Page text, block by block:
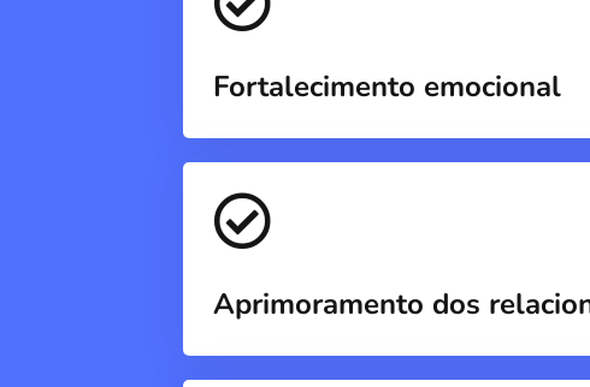
Fortalecimento emocional
Aprimoramento dos